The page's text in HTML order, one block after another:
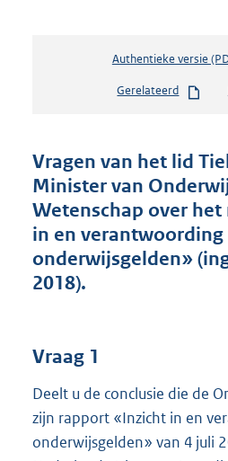
Authentieke versie
Gerelateerd
Vragen van het lid
Minister van
Wetenschap over
in en verantwoording
onderwijsgelden»
2018).
Vraag 1
Deelt u de conclusie die de
zijn rapport «Inzicht in en
onderwijsgelden» van 4 juli